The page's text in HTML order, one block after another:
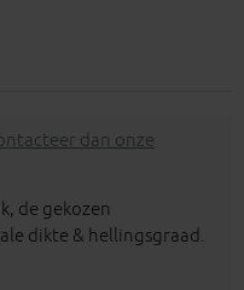
dan onze
de gekozen
dikte & hellingsgraad.